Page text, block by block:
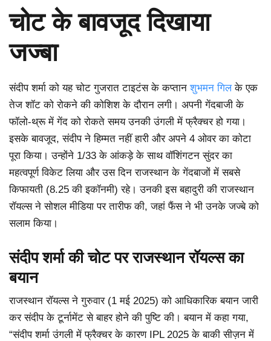
चोट के बावजूद दिखाया
जज्बा
संदीप शर्मा को यह चोट गुजरात टाइटंस के कप्तानशुभमन गिलके एक
तेज शॉट को रोकने की कोशिश के दौरान लगी। अपनी गेंदबाजी के
फॉलो-थ्रू में गेंद को रोकते समय उनकी उंगली में फ्रैक्चर हो गया।
इसके बावजूद, संदीप ने हिम्मत नहीं हारी और अपने 4 ओवर का कोटा
पूरा किया। उन्होंने 1/33 के आंकड़े के साथ वॉशिंगटन सुंदर का
महत्वपूर्ण विकेट लिया और उस दिन राजस्थान के गेंदबाजों में सबसे
किफायती (8.25 की इकॉनमी) रहे। उनकी इस बहादुरी की राजस्थान
रॉयल्स ने सोशल मीडिया पर तारीफ की, जहां फैंस ने भी उनके जज्बे को
सलाम किया।
संदीप शर्मा की चोट पर राजस्थान रॉयल्स का
बयान
राजस्थान रॉयल्स ने गुरुवार (1 मई 2025) को आधिकारिक बयान जारी
कर संदीप के टूर्नामेंट से बाहर होने की पुष्टि की। बयान में कहा गया,
“संदीप शर्मा उंगली में फ्रैक्चर के कारण IPL 2025 के बाकी सीज़न में